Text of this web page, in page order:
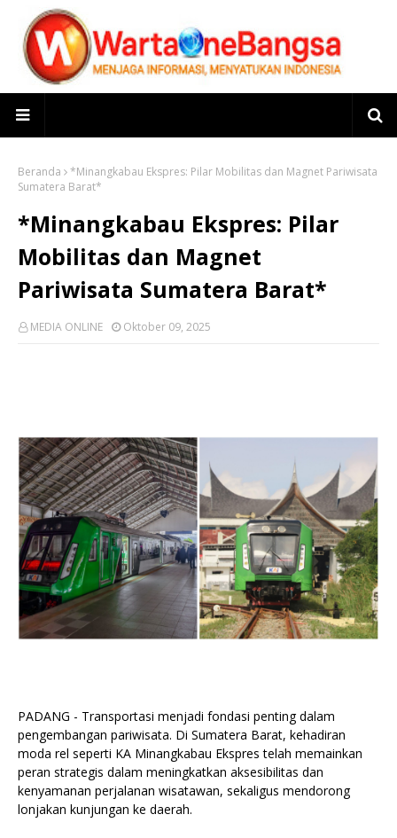
Beranda
*Minangkabau Ekspres: Pilar Mobilitas dan Magnet Pariwisata
Sumatera Barat*
*Minangkabau Ekspres: Pilar
Mobilitas dan Magnet
Pariwisata Sumatera Barat*
MEDIA ONLINE Oktober 09, 2025
PADANG - Transportasi menjadi fondasi penting dalam
pengembangan pariwisata. Di Sumatera Barat, kehadiran
moda rel seperti KA Minangkabau Ekspres telah memainkan
peran strategis dalam meningkatkan aksesibilitas dan
kenyamanan perjalanan wisatawan, sekaligus mendorong
lonjakan kunjungan ke daerah.